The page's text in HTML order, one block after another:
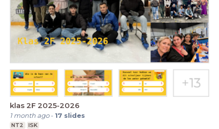
klas 2F 2025-2026
1 month ago- 17 slides
NT2 ISK